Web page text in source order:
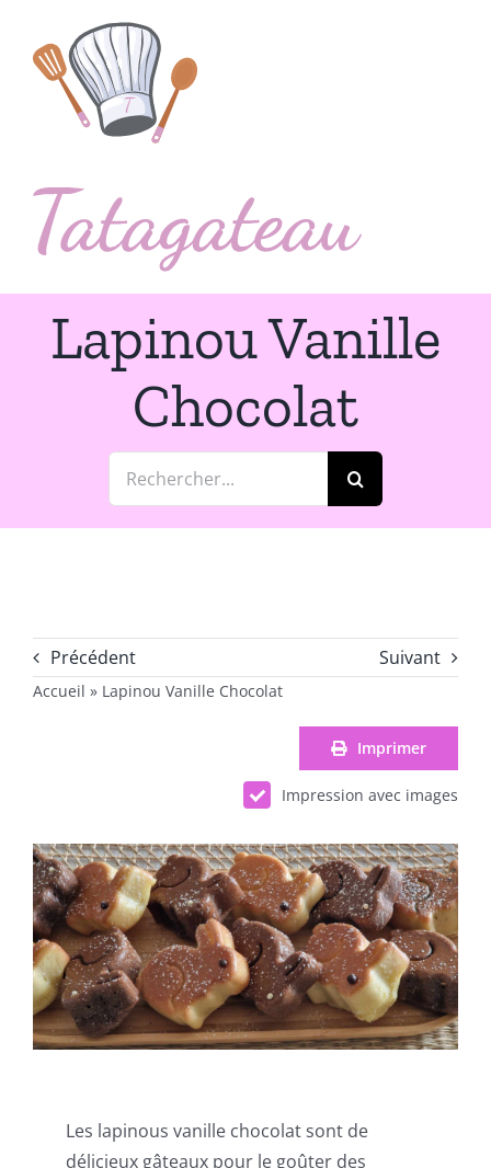
contenu
Lapinou Vanille
Chocolat
Rechercher:
Précédent Suivant
Accueil » Lapinou Vanille Chocolat
Imprimer
Impression avec images
Les lapinous vanille chocolat sont de
délicieux gâteaux pour le goûter des